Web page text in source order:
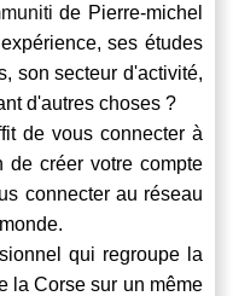
de Pierre-michel
ses études
son secteur d'activité,
d'autres choses ?
de vous connecter à
de créer votre compte
connecter au réseau
qui regroupe la
la Corse sur un même